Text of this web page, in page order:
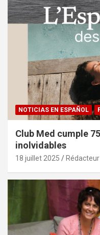
NOTICIAS EN ESPAÑOL
Club Med cumple
inolvidables
18 juillet 2025 Rédacteur